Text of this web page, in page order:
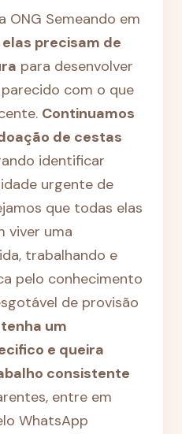
ONG Semeando em
elas precisam de
a para desenvolver
com o que
Continuamos
de cestas
identificar
urgente de
que todas elas
viver uma
trabalhando e
pelo conhecimento
de provisão
um
e queira
consistente
entre em
WhatsApp